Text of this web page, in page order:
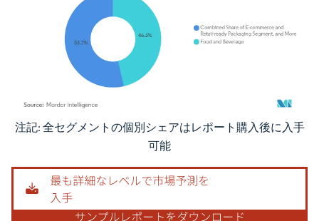
画像 © Mordor Intelligence。再利用にはCC BY 4.0の表示が必要です。
注記: 全セグメントの個別シェアはレポート購入後に入手
可能